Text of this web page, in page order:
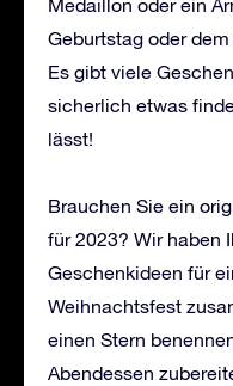
Medaillon oder ein
Geburtstag oder
Es gibt viele
sicherlich etwas
lässt!
Brauchen Sie ein
für 2023? Wir haben
Geschenkideen für
Weihnachtsfest
einen Stern
Abendessen